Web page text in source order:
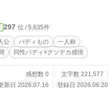
ジーです！ —ご注意— ※ 作
（一応R15の設定にしてありま
をイメージした世界観ですが、史実
分が多々あります。 ※公開中のエピ
ん。 ー作者ー 原案：ひら
らもちの希望でさうす名義のアカウン
の秘密」編（刀儀視点）全話と「諸刃
の冒頭のみを先に公開します。 続きに
297 位 / 5,635件
公 バディもの
一人称
同性バディ×クソデカ感情
感想数 0
文字数 221,577
新日 2026.07.16
登録日 2026.06.20